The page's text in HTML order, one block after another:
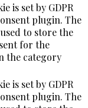
is set by GDPR
plugin. The
to store the
for the
the category
is set by GDPR
plugin. The